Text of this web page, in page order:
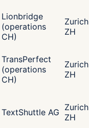
Lionbridge
(operations
CH)
Zurich
ZH
TransPerfect
(operations
CH)
Zurich
ZH
TextShuttle AG Zurich
ZH